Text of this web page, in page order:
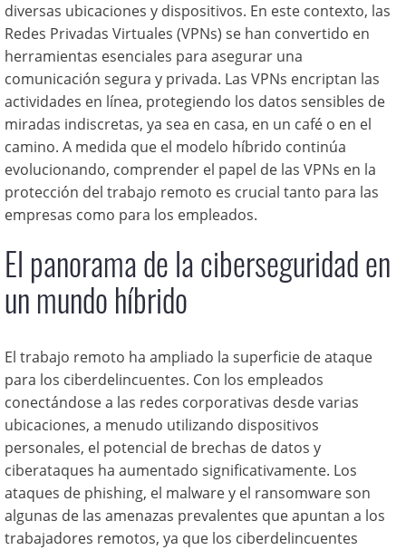
diversas ubicaciones y dispositivos. En este contexto, las
Redes Privadas Virtuales (VPNs) se han convertido en
herramientas esenciales para asegurar una
comunicación segura y privada. Las VPNs encriptan las
actividades en línea, protegiendo los datos sensibles de
miradas indiscretas, ya sea en casa, en un café o en el
camino. A medida que el modelo híbrido continúa
evolucionando, comprender el papel de las VPNs en la
protección del trabajo remoto es crucial tanto para las
empresas como para los empleados.
El panorama de la ciberseguridad en
un mundo híbrido
El trabajo remoto ha ampliado la superficie de ataque
para los ciberdelincuentes. Con los empleados
conectándose a las redes corporativas desde varias
ubicaciones, a menudo utilizando dispositivos
personales, el potencial de brechas de datos y
ciberataques ha aumentado significativamente. Los
ataques de phishing, el malware y el ransomware son
algunas de las amenazas prevalentes que apuntan a los
trabajadores remotos, ya que los ciberdelincuentes